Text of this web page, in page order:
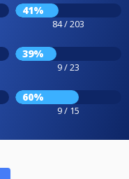
41%
84 / 203
39%
9 / 23
60%
9 / 15